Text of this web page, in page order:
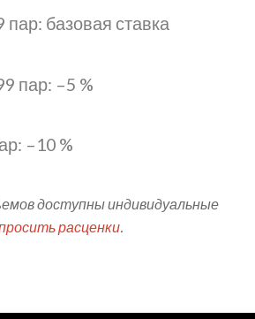
пар: базовая ставка
пар: –5 %
–10 %
доступны индивидуальные
расценки.